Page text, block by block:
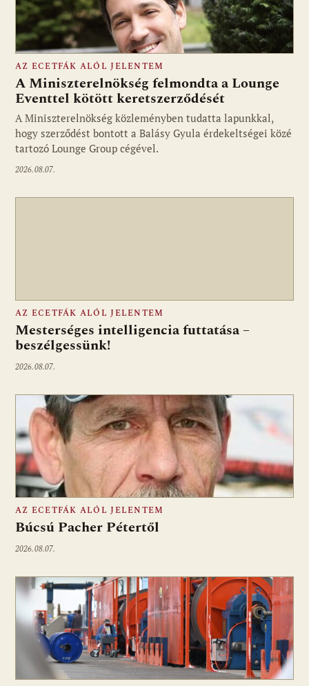
Fotó: media1.hu
AZ ECETFÁK ALÓL JELENTEM
A Miniszterelnökség felmondta a Lounge
Eventtel kötött keretszerződését
A Miniszterelnökség közleményben tudatta lapunkkal,
hogy szerződést bontott a Balásy Gyula érdekeltségei közé
tartozó Lounge Group cégével.
2026.08.07.
AZ ECETFÁK ALÓL JELENTEM
Mesterséges intelligencia futtatása –
beszélgessünk!
2026.08.07.
AZ ECETFÁK ALÓL JELENTEM
Búcsú Pacher Pétertől
2026.08.07.